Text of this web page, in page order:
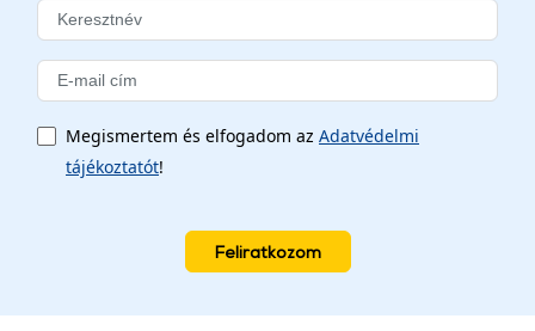
Megismertem és elfogadom az Adatvédelmi
tájékoztatót!
Feliratkozom